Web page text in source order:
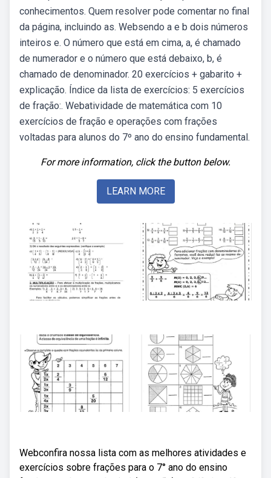
conhecimentos. Quem resolver pode comentar no final
da página, incluindo as. Websendo a e b dois números
inteiros e. O número que está em cima, a, é chamado
de numerador e o número que está debaixo, b, é
chamado de denominador. 20 exercícios + gabarito +
explicação. Índice da lista de exercícios: 5 exercícios
de fração:. Webatividade de matemática com 10
exercícios de fração e operações com frações
voltadas para alunos do 7º ano do ensino fundamental.
For more information, click the button below.
LEARN MORE
Webconfira nossa lista com as melhores atividades e
exercícios sobre frações para o 7° ano do ensino